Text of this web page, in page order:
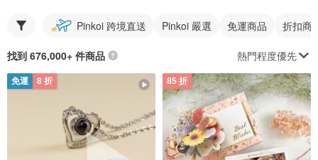
Pinkoi 跨境直送 Pinkoi 嚴選 免運商品 折扣商
找到 676,000+ 件商品 熱門程度優先
免運 8 折 85 折